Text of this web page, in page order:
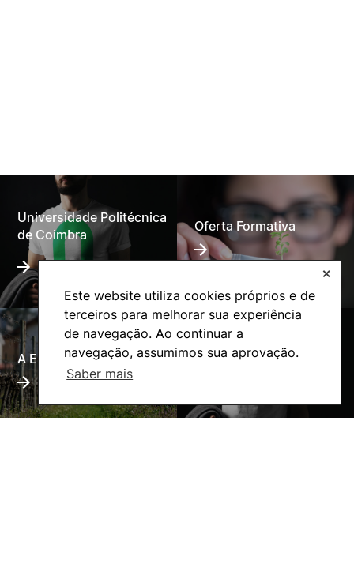
Este website utiliza cookies próprios e de
terceiros para melhorar sua experiência
de navegação. Ao continuar a
navegação, assumimos sua aprovação.
Saber mais
✕
Universidade Politécnica
de Coimbra
Oferta Formativa
A ESAC Ação Social